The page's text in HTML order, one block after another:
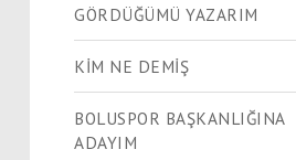
GÖRDÜĞÜMÜ YAZARIM
KİM NE DEMİŞ
BOLUSPOR BAŞKANLIĞINA
ADAYIM